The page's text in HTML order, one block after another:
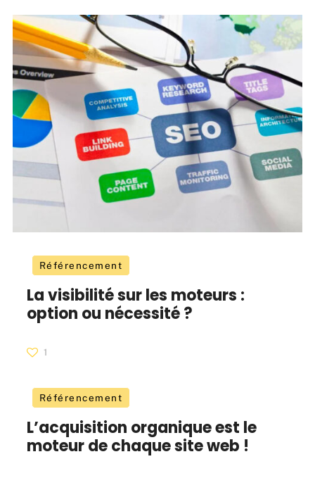
Référencement
La visibilité sur les moteurs :
option ou nécessité ?
1
Référencement
L’acquisition organique est le
moteur de chaque site web !